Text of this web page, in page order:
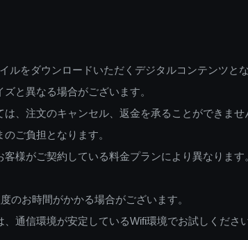
ルをダウンロードいただくデジタルコンテンツと
と異なる場合がございます。
、注文のキャンセル、返金を承ることができませ
ご負担となります。
様がご契約している料金プランにより異なりま
のお時間がかかる場合がございます。
通信環境が安定しているWifi環境でお試しください